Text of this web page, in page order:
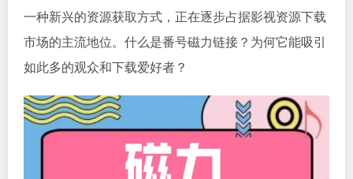
一种新兴的资源获取方式，正在逐步占据影视资源下载
市场的主流地位。什么是番号磁力链接？为何它能吸引
如此多的观众和下载爱好者？